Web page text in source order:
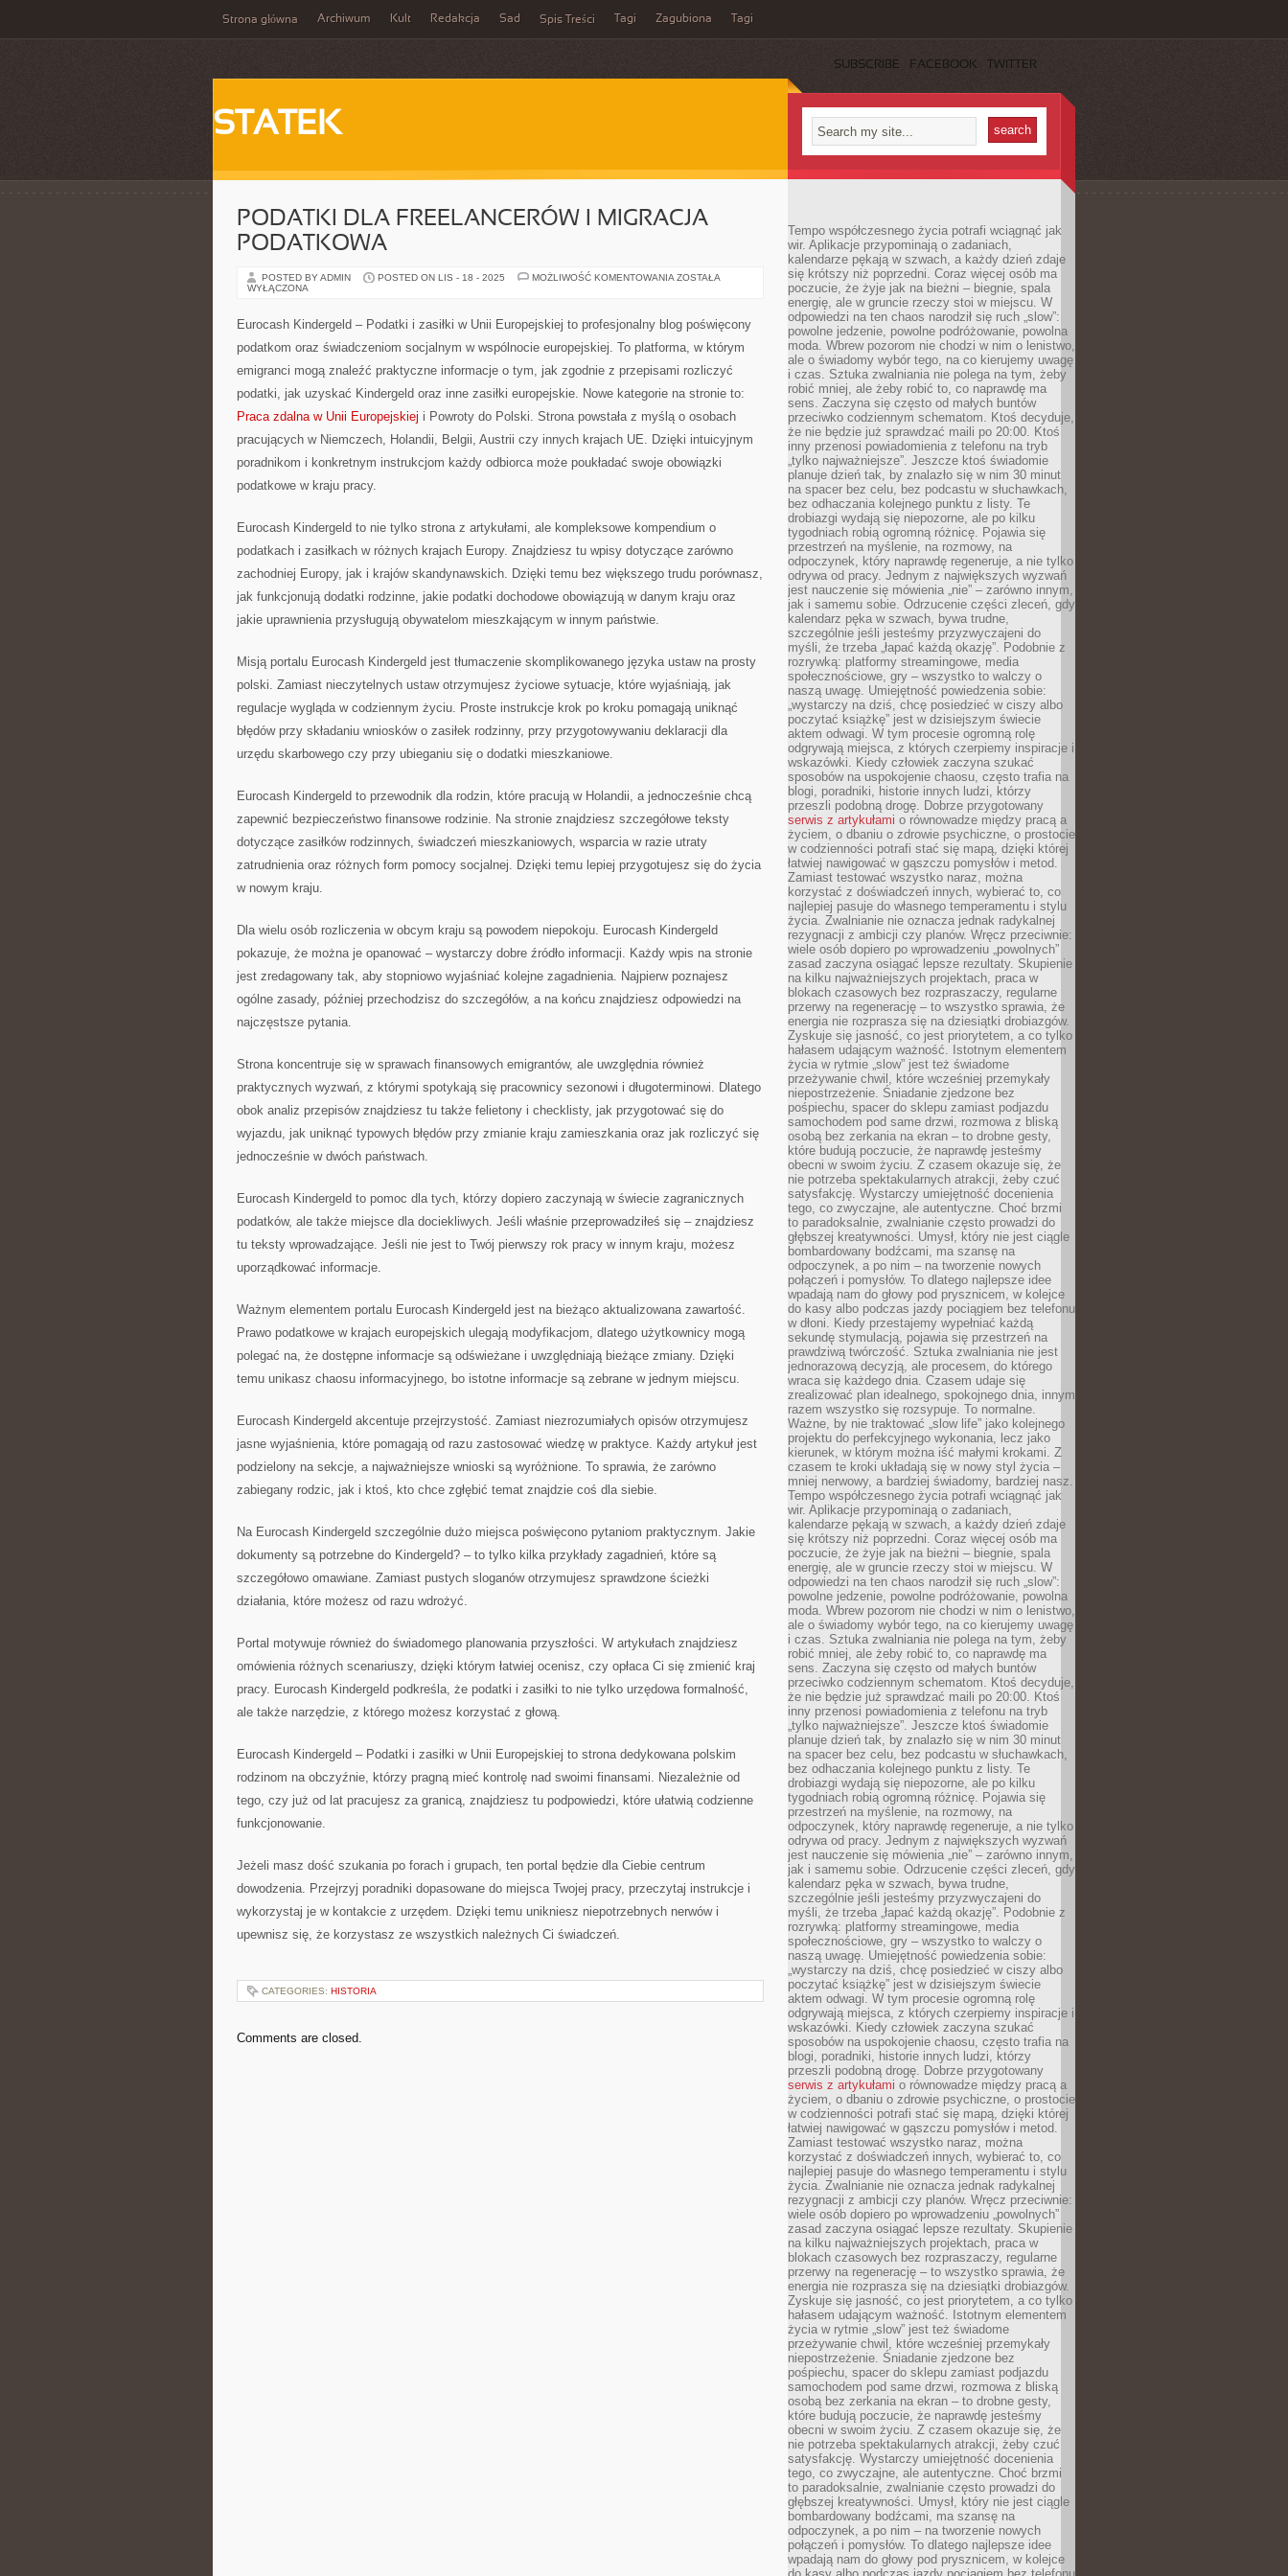
Strona główna Archiwum Kult Redakcja Sad Spis Treści Tagi Zagubiona Tagi
SUBSCRIBE FACEBOOK TWITTER
STATEK
PODATKI DLA FREELANCERÓW I MIGRACJA
PODATKOWA
POSTED BY ADMIN POSTED ON LIS - 18 - 2025 MOŻLIWOŚĆ KOMENTOWANIA PODATKI
MIGRACJA
PODATKOWA
ZOSTAŁA
WYŁĄCZONA
Eurocash Kindergeld – Podatki i zasiłki w Unii Europejskiej to profesjonalny blog poświęcony
podatkom oraz świadczeniom socjalnym w wspólnocie europejskiej. To platforma, w którym
emigranci mogą znaleźć praktyczne informacje o tym, jak zgodnie z przepisami rozliczyć
podatki, jak uzyskać Kindergeld oraz inne zasiłki europejskie. Nowe kategorie na stronie to:
Praca zdalna w Unii Europejskiej i Powroty do Polski. Strona powstała z myślą o osobach
pracujących w Niemczech, Holandii, Belgii, Austrii czy innych krajach UE. Dzięki intuicyjnym
poradnikom i konkretnym instrukcjom każdy odbiorca może poukładać swoje obowiązki
podatkowe w kraju pracy.
Eurocash Kindergeld to nie tylko strona z artykułami, ale kompleksowe kompendium o
podatkach i zasiłkach w różnych krajach Europy. Znajdziesz tu wpisy dotyczące zarówno
zachodniej Europy, jak i krajów skandynawskich. Dzięki temu bez większego trudu porównasz,
jak funkcjonują dodatki rodzinne, jakie podatki dochodowe obowiązują w danym kraju oraz
jakie uprawnienia przysługują obywatelom mieszkającym w innym państwie.
Misją portalu Eurocash Kindergeld jest tłumaczenie skomplikowanego języka ustaw na prosty
polski. Zamiast nieczytelnych ustaw otrzymujesz życiowe sytuacje, które wyjaśniają, jak
regulacje wygląda w codziennym życiu. Proste instrukcje krok po kroku pomagają uniknąć
błędów przy składaniu wniosków o zasiłek rodzinny, przy przygotowywaniu deklaracji dla
urzędu skarbowego czy przy ubieganiu się o dodatki mieszkaniowe.
Eurocash Kindergeld to przewodnik dla rodzin, które pracują w Holandii, a jednocześnie chcą
zapewnić bezpieczeństwo finansowe rodzinie. Na stronie znajdziesz szczegółowe teksty
dotyczące zasiłków rodzinnych, świadczeń mieszkaniowych, wsparcia w razie utraty
zatrudnienia oraz różnych form pomocy socjalnej. Dzięki temu lepiej przygotujesz się do życia
w nowym kraju.
Dla wielu osób rozliczenia w obcym kraju są powodem niepokoju. Eurocash Kindergeld
pokazuje, że można je opanować – wystarczy dobre źródło informacji. Każdy wpis na stronie
jest zredagowany tak, aby stopniowo wyjaśniać kolejne zagadnienia. Najpierw poznajesz
ogólne zasady, później przechodzisz do szczegółów, a na końcu znajdziesz odpowiedzi na
najczęstsze pytania.
Strona koncentruje się w sprawach finansowych emigrantów, ale uwzględnia również
praktycznych wyzwań, z którymi spotykają się pracownicy sezonowi i długoterminowi. Dlatego
obok analiz przepisów znajdziesz tu także felietony i checklisty, jak przygotować się do
wyjazdu, jak uniknąć typowych błędów przy zmianie kraju zamieszkania oraz jak rozliczyć się
jednocześnie w dwóch państwach.
Eurocash Kindergeld to pomoc dla tych, którzy dopiero zaczynają w świecie zagranicznych
podatków, ale także miejsce dla dociekliwych. Jeśli właśnie przeprowadziłeś się – znajdziesz
tu teksty wprowadzające. Jeśli nie jest to Twój pierwszy rok pracy w innym kraju, możesz
uporządkować informacje.
Ważnym elementem portalu Eurocash Kindergeld jest na bieżąco aktualizowana zawartość.
Prawo podatkowe w krajach europejskich ulegają modyfikacjom, dlatego użytkownicy mogą
polegać na, że dostępne informacje są odświeżane i uwzględniają bieżące zmiany. Dzięki
temu unikasz chaosu informacyjnego, bo istotne informacje są zebrane w jednym miejscu.
Eurocash Kindergeld akcentuje przejrzystość. Zamiast niezrozumiałych opisów otrzymujesz
jasne wyjaśnienia, które pomagają od razu zastosować wiedzę w praktyce. Każdy artykuł jest
podzielony na sekcje, a najważniejsze wnioski są wyróżnione. To sprawia, że zarówno
zabiegany rodzic, jak i ktoś, kto chce zgłębić temat znajdzie coś dla siebie.
Na Eurocash Kindergeld szczególnie dużo miejsca poświęcono pytaniom praktycznym. Jakie
dokumenty są potrzebne do Kindergeld? – to tylko kilka przykłady zagadnień, które są
szczegółowo omawiane. Zamiast pustych sloganów otrzymujesz sprawdzone ścieżki
działania, które możesz od razu wdrożyć.
Portal motywuje również do świadomego planowania przyszłości. W artykułach znajdziesz
omówienia różnych scenariuszy, dzięki którym łatwiej ocenisz, czy opłaca Ci się zmienić kraj
pracy. Eurocash Kindergeld podkreśla, że podatki i zasiłki to nie tylko urzędowa formalność,
ale także narzędzie, z którego możesz korzystać z głową.
Eurocash Kindergeld – Podatki i zasiłki w Unii Europejskiej to strona dedykowana polskim
rodzinom na obczyźnie, którzy pragną mieć kontrolę nad swoimi finansami. Niezależnie od
tego, czy już od lat pracujesz za granicą, znajdziesz tu podpowiedzi, które ułatwią codzienne
funkcjonowanie.
Jeżeli masz dość szukania po forach i grupach, ten portal będzie dla Ciebie centrum
dowodzenia. Przejrzyj poradniki dopasowane do miejsca Twojej pracy, przeczytaj instrukcje i
wykorzystaj je w kontakcie z urzędem. Dzięki temu unikniesz niepotrzebnych nerwów i
upewnisz się, że korzystasz ze wszystkich należnych Ci świadczeń.
CATEGORIES: HISTORIA
Comments are closed.
Tempo współczesnego życia potrafi wciągnąć jak
wir. Aplikacje przypominają o zadaniach,
kalendarze pękają w szwach, a każdy dzień zdaje
się krótszy niż poprzedni. Coraz więcej osób ma
poczucie, że żyje jak na bieżni – biegnie, spala
energię, ale w gruncie rzeczy stoi w miejscu. W
odpowiedzi na ten chaos narodził się ruch „slow”:
powolne jedzenie, powolne podróżowanie, powolna
moda. Wbrew pozorom nie chodzi w nim o lenistwo,
ale o świadomy wybór tego, na co kierujemy uwagę
i czas. Sztuka zwalniania nie polega na tym, żeby
robić mniej, ale żeby robić to, co naprawdę ma
sens. Zaczyna się często od małych buntów
przeciwko codziennym schematom. Ktoś decyduje,
że nie będzie już sprawdzać maili po 20:00. Ktoś
inny przenosi powiadomienia z telefonu na tryb
„tylko najważniejsze”. Jeszcze ktoś świadomie
planuje dzień tak, by znalazło się w nim 30 minut
na spacer bez celu, bez podcastu w słuchawkach,
bez odhaczania kolejnego punktu z listy. Te
drobiazgi wydają się niepozorne, ale po kilku
tygodniach robią ogromną różnicę. Pojawia się
przestrzeń na myślenie, na rozmowy, na
odpoczynek, który naprawdę regeneruje, a nie tylko
odrywa od pracy. Jednym z największych wyzwań
jest nauczenie się mówienia „nie” – zarówno innym,
jak i samemu sobie. Odrzucenie części zleceń, gdy
kalendarz pęka w szwach, bywa trudne,
szczególnie jeśli jesteśmy przyzwyczajeni do
myśli, że trzeba „łapać każdą okazję”. Podobnie z
rozrywką: platformy streamingowe, media
społecznościowe, gry – wszystko to walczy o
naszą uwagę. Umiejętność powiedzenia sobie:
„wystarczy na dziś, chcę posiedzieć w ciszy albo
poczytać książkę” jest w dzisiejszym świecie
aktem odwagi. W tym procesie ogromną rolę
odgrywają miejsca, z których czerpiemy inspiracje i
wskazówki. Kiedy człowiek zaczyna szukać
sposobów na uspokojenie chaosu, często trafia na
blogi, poradniki, historie innych ludzi, którzy
przeszli podobną drogę. Dobrze przygotowany
serwis z artykułami o równowadze między pracą a
życiem, o dbaniu o zdrowie psychiczne, o prostocie
w codzienności potrafi stać się mapą, dzięki której
łatwiej nawigować w gąszczu pomysłów i metod.
Zamiast testować wszystko naraz, można
korzystać z doświadczeń innych, wybierać to, co
najlepiej pasuje do własnego temperamentu i stylu
życia. Zwalnianie nie oznacza jednak radykalnej
rezygnacji z ambicji czy planów. Wręcz przeciwnie:
wiele osób dopiero po wprowadzeniu „powolnych”
zasad zaczyna osiągać lepsze rezultaty. Skupienie
na kilku najważniejszych projektach, praca w
blokach czasowych bez rozpraszaczy, regularne
przerwy na regenerację – to wszystko sprawia, że
energia nie rozprasza się na dziesiątki drobiazgów.
Zyskuje się jasność, co jest priorytetem, a co tylko
hałasem udającym ważność. Istotnym elementem
życia w rytmie „slow” jest też świadome
przeżywanie chwil, które wcześniej przemykały
niepostrzeżenie. Śniadanie zjedzone bez
pośpiechu, spacer do sklepu zamiast podjazdu
samochodem pod same drzwi, rozmowa z bliską
osobą bez zerkania na ekran – to drobne gesty,
które budują poczucie, że naprawdę jesteśmy
obecni w swoim życiu. Z czasem okazuje się, że
nie potrzeba spektakularnych atrakcji, żeby czuć
satysfakcję. Wystarczy umiejętność docenienia
tego, co zwyczajne, ale autentyczne. Choć brzmi
to paradoksalnie, zwalnianie często prowadzi do
głębszej kreatywności. Umysł, który nie jest ciągle
bombardowany bodźcami, ma szansę na
odpoczynek, a po nim – na tworzenie nowych
połączeń i pomysłów. To dlatego najlepsze idee
wpadają nam do głowy pod prysznicem, w kolejce
do kasy albo podczas jazdy pociągiem bez telefonu
w dłoni. Kiedy przestajemy wypełniać każdą
sekundę stymulacją, pojawia się przestrzeń na
prawdziwą twórczość. Sztuka zwalniania nie jest
jednorazową decyzją, ale procesem, do którego
wraca się każdego dnia. Czasem udaje się
zrealizować plan idealnego, spokojnego dnia, innym
razem wszystko się rozsypuje. To normalne.
Ważne, by nie traktować „slow life” jako kolejnego
projektu do perfekcyjnego wykonania, lecz jako
kierunek, w którym można iść małymi krokami. Z
czasem te kroki układają się w nowy styl życia –
mniej nerwowy, a bardziej świadomy, bardziej nasz.
Tempo współczesnego życia potrafi wciągnąć jak
wir. Aplikacje przypominają o zadaniach,
kalendarze pękają w szwach, a każdy dzień zdaje
się krótszy niż poprzedni. Coraz więcej osób ma
poczucie, że żyje jak na bieżni – biegnie, spala
energię, ale w gruncie rzeczy stoi w miejscu. W
odpowiedzi na ten chaos narodził się ruch „slow”:
powolne jedzenie, powolne podróżowanie, powolna
moda. Wbrew pozorom nie chodzi w nim o lenistwo,
ale o świadomy wybór tego, na co kierujemy uwagę
i czas. Sztuka zwalniania nie polega na tym, żeby
robić mniej, ale żeby robić to, co naprawdę ma
sens. Zaczyna się często od małych buntów
przeciwko codziennym schematom. Ktoś decyduje,
że nie będzie już sprawdzać maili po 20:00. Ktoś
inny przenosi powiadomienia z telefonu na tryb
„tylko najważniejsze”. Jeszcze ktoś świadomie
planuje dzień tak, by znalazło się w nim 30 minut
na spacer bez celu, bez podcastu w słuchawkach,
bez odhaczania kolejnego punktu z listy. Te
drobiazgi wydają się niepozorne, ale po kilku
tygodniach robią ogromną różnicę. Pojawia się
przestrzeń na myślenie, na rozmowy, na
odpoczynek, który naprawdę regeneruje, a nie tylko
odrywa od pracy. Jednym z największych wyzwań
jest nauczenie się mówienia „nie” – zarówno innym,
jak i samemu sobie. Odrzucenie części zleceń, gdy
kalendarz pęka w szwach, bywa trudne,
szczególnie jeśli jesteśmy przyzwyczajeni do
myśli, że trzeba „łapać każdą okazję”. Podobnie z
rozrywką: platformy streamingowe, media
społecznościowe, gry – wszystko to walczy o
naszą uwagę. Umiejętność powiedzenia sobie:
„wystarczy na dziś, chcę posiedzieć w ciszy albo
poczytać książkę” jest w dzisiejszym świecie
aktem odwagi. W tym procesie ogromną rolę
odgrywają miejsca, z których czerpiemy inspiracje i
wskazówki. Kiedy człowiek zaczyna szukać
sposobów na uspokojenie chaosu, często trafia na
blogi, poradniki, historie innych ludzi, którzy
przeszli podobną drogę. Dobrze przygotowany
serwis z artykułami o równowadze między pracą a
życiem, o dbaniu o zdrowie psychiczne, o prostocie
w codzienności potrafi stać się mapą, dzięki której
łatwiej nawigować w gąszczu pomysłów i metod.
Zamiast testować wszystko naraz, można
korzystać z doświadczeń innych, wybierać to, co
najlepiej pasuje do własnego temperamentu i stylu
życia. Zwalnianie nie oznacza jednak radykalnej
rezygnacji z ambicji czy planów. Wręcz przeciwnie:
wiele osób dopiero po wprowadzeniu „powolnych”
zasad zaczyna osiągać lepsze rezultaty. Skupienie
na kilku najważniejszych projektach, praca w
blokach czasowych bez rozpraszaczy, regularne
przerwy na regenerację – to wszystko sprawia, że
energia nie rozprasza się na dziesiątki drobiazgów.
Zyskuje się jasność, co jest priorytetem, a co tylko
hałasem udającym ważność. Istotnym elementem
życia w rytmie „slow” jest też świadome
przeżywanie chwil, które wcześniej przemykały
niepostrzeżenie. Śniadanie zjedzone bez
pośpiechu, spacer do sklepu zamiast podjazdu
samochodem pod same drzwi, rozmowa z bliską
osobą bez zerkania na ekran – to drobne gesty,
które budują poczucie, że naprawdę jesteśmy
obecni w swoim życiu. Z czasem okazuje się, że
nie potrzeba spektakularnych atrakcji, żeby czuć
satysfakcję. Wystarczy umiejętność docenienia
tego, co zwyczajne, ale autentyczne. Choć brzmi
to paradoksalnie, zwalnianie często prowadzi do
głębszej kreatywności. Umysł, który nie jest ciągle
bombardowany bodźcami, ma szansę na
odpoczynek, a po nim – na tworzenie nowych
połączeń i pomysłów. To dlatego najlepsze idee
wpadają nam do głowy pod prysznicem, w kolejce